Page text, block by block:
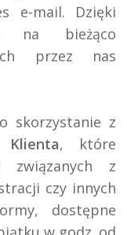
e-mail. Dzięki
na bieżąco
przez nas
skorzystanie z
Klienta, które
związanych z
czy innych
dostępne